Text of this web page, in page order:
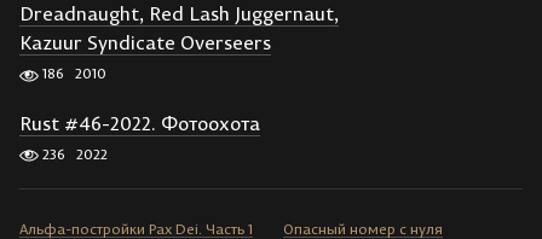
Dreadnaught, Red Lash Juggernaut,
Kazuur Syndicate Overseers
186 2010
Rust #46-2022. Фотоохота
236 2022
Альфа-постройки Pax Dei. Часть 1 Опасный номер с нуля